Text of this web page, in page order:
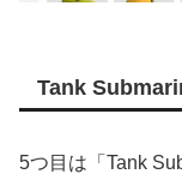
Tank
5つ目は「Tank